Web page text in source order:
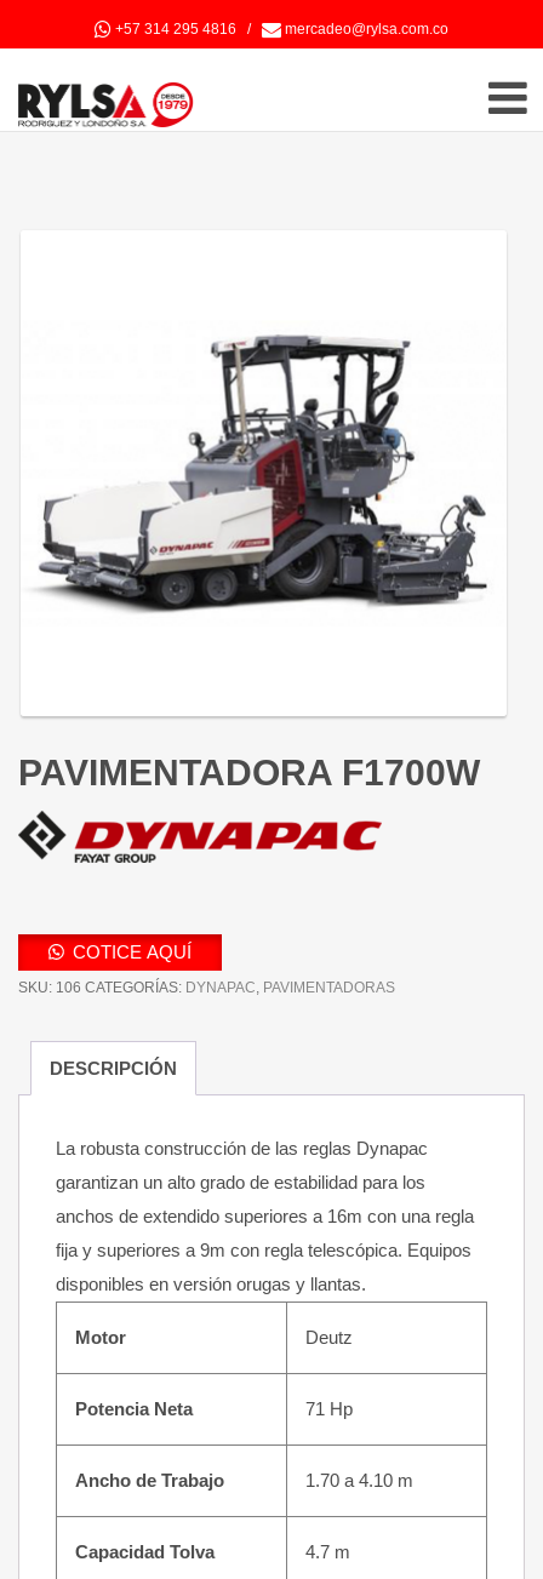
+57 314 295 4816 / mercadeo@rylsa.com.co
PAVIMENTADORA F1700W
COTICE AQUÍ
SKU: 106 CATEGORÍAS: DYNAPAC, PAVIMENTADORAS
DESCRIPCIÓN
La robusta construcción de las reglas Dynapac
garantizan un alto grado de estabilidad para los
anchos de extendido superiores a 16m con una regla
fija y superiores a 9m con regla telescópica. Equipos
disponibles en versión orugas y llantas.
Motor Deutz
Potencia Neta 71 Hp
Ancho de Trabajo 1.70 a 4.10 m
Capacidad Tolva 4.7 m